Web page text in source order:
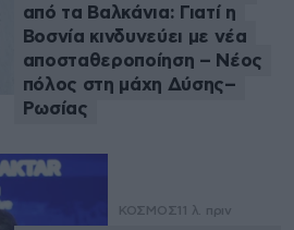
από τα Βαλκάνια: Γιατί η
Βοσνία κινδυνεύει με νέα
αποσταθεροποίηση – Νέος
πόλος στη μάχη Δύσης–
Ρωσίας
ΚΟΣΜΟΣ 11 λ. πριν